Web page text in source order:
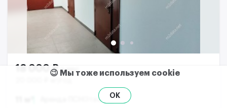
18 000 ₽ в мес
Этаж
😉 Мы тоже используем cookie
OK